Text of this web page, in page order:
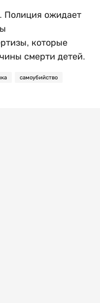
Полиция ожидает
которые
смерти детей.
самоубийство